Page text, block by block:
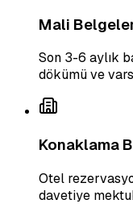
Mali
Son 3-6 aylık
dökümü ve
Konaklama
Otel
davetiye